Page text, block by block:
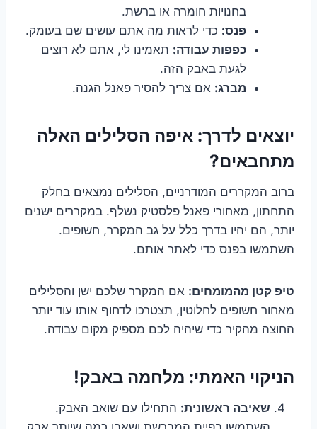
בחנויות חומרה או ברשת.
פנס: כדי לראות מה אתם עושים שם בעומק.
כפפות עבודה: תאמינו לי, אתם לא רוצים
לגעת באבק הזה.
מברג: אם צריך להסיר פאנל הגנה.
יוצאים לדרך: איפה הסלילים האלה
מתחבאים?
ברוב המקררים המודרניים, הסלילים נמצאים בחלק
התחתון, מאחורי פאנל פלסטיק נשלף. במקררים ישנים
יותר, הם יהיו בדרך כלל על גב המקרר, חשופים.
השתמשו בפנס כדי לאתר אותם.
טיפ קטן מהמומחים: אם המקרר שלכם ישן והסלילים
מאחור חשופים לחלוטין, תצטרכו לדחוף אותו עוד יותר
החוצה מהקיר כדי שיהיה לכם מספיק מקום עבודה.
הניקוי האמתי: מלחמה באבק!
שאיבה ראשונית: התחילו עם שואב האבק.